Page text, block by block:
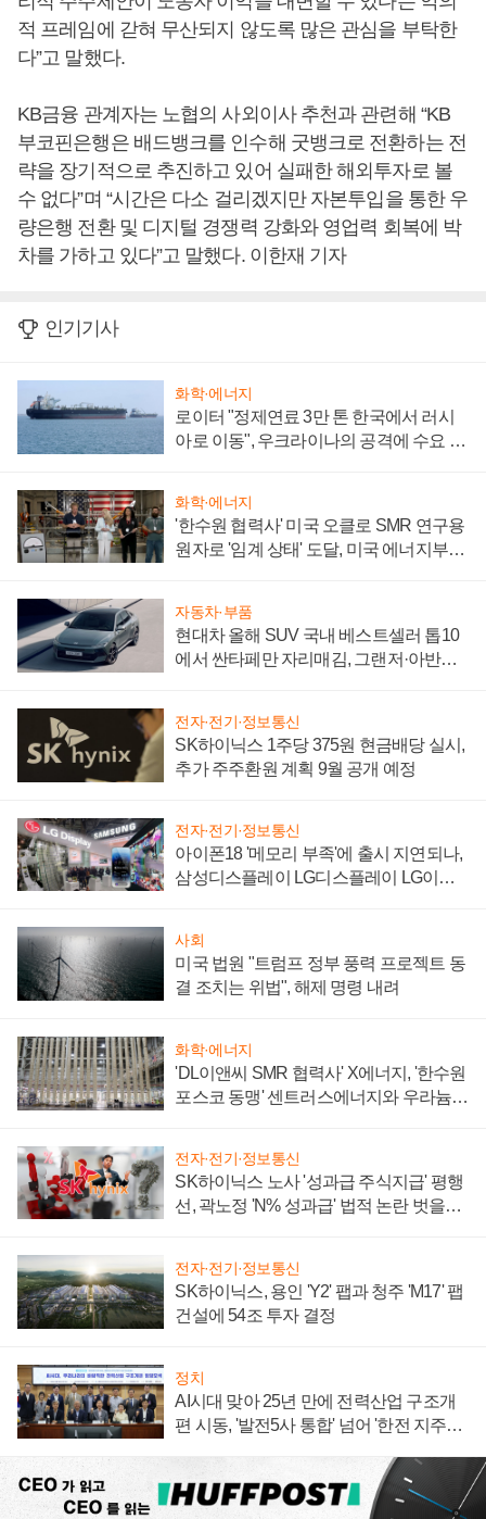
적 프레임에 갇혀 무산되지 않도록 많은 관심을 부탁한
다”고 말했다.
KB금융 관계자는 노협의 사외이사 추천과 관련해 “KB
부코핀은행은 배드뱅크를 인수해 굿뱅크로 전환하는 전
략을 장기적으로 추진하고 있어 실패한 해외투자로 볼
수 없다”며 “시간은 다소 걸리겠지만 자본투입을 통한 우
량은행 전환 및 디지털 경쟁력 강화와 영업력 회복에 박
차를 가하고 있다”고 말했다. 이한재 기자
인기기사
화학·에너지
로이터 "정제연료 3만 톤 한국에서 러시
아로 이동", 우크라이나의 공격에 수요 늘
화학·에너지
'한수원 협력사' 미국 오클로 SMR 연구용
원자로 '임계 상태' 도달, 미국 에너지부
자동차·부품
현대차 올해 SUV 국내 베스트셀러 톱10
에서 싼타페만 자리매김, 그랜저·아반떼
전자·전기·정보통신
SK하이닉스 1주당 375원 현금배당 실시,
추가 주주환원 계획 9월 공개 예정
전자·전기·정보통신
아이폰18 '메모리 부족'에 출시 지연되나,
삼성디스플레이 LG디스플레이 LG이노
사회
미국 법원 "트럼프 정부 풍력 프로젝트 동
결 조치는 위법", 해제 명령 내려
화학·에너지
'DL이앤씨 SMR 협력사' X에너지, '한수원
포스코 동맹' 센트러스에너지와 우라늄
전자·전기·정보통신
SK하이닉스 노사 '성과급 주식지급' 평행
선, 곽노정 'N% 성과급' 법적 논란 벗을지
전자·전기·정보통신
SK하이닉스, 용인 'Y2' 팹과 청주 'M17' 팹
건설에 54조 투자 결정
정치
AI시대 맞아 25년 만에 전력산업 구조개
편 시동, '발전5사 통합' 넘어 '한전 지주사'